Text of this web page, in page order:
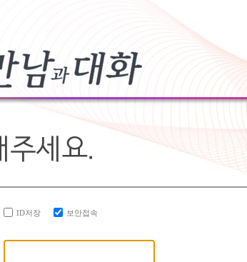
ID저장 보안접속